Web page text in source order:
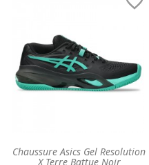
Chaussure Asics Gel Resolution
X Terre Battue Noir